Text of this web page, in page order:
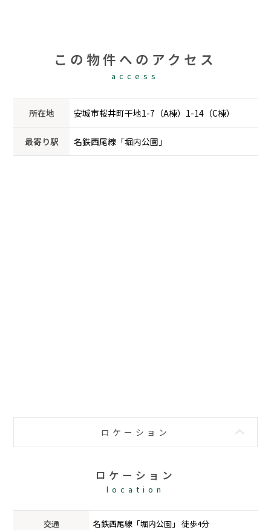
この物件へのアクセス
access
所在地 安城市桜井町干地1-7（A棟）1-14（C棟）
最寄り駅 名鉄西尾線「堀内公園」
ロケーション
ロケーション
location
交通 名鉄西尾線「堀内公園」 徒歩4分